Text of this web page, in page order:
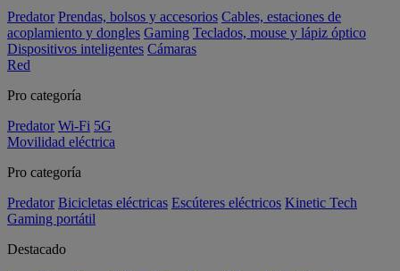
Predator Prendas, bolsos y accesorios Cables, estaciones de
acoplamiento y dongles Gaming Teclados, mouse y lápiz óptico
Dispositivos inteligentes Cámaras
Red
Pro categoría
Predator Wi-Fi 5G
Movilidad eléctrica
Pro categoría
Predator Bicicletas eléctricas Escúteres eléctricos Kinetic Tech
Gaming portátil
Destacado